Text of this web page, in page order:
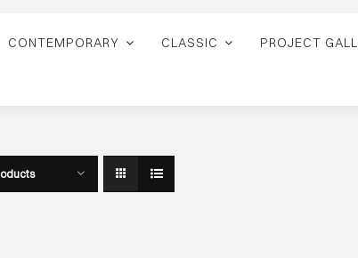
CONTEMPORARY CLASSIC PROJECT